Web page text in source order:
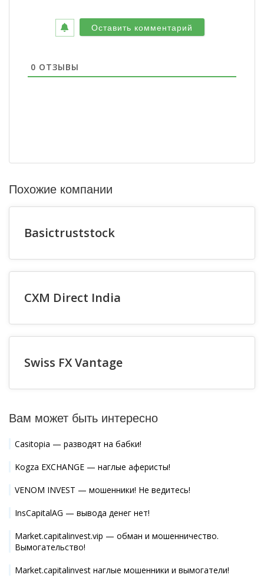
0 ОТЗЫВЫ
Похожие компании
Basictruststock
CXM Direct India
Swiss FX Vantage
Вам может быть интересно
Casitopia — разводят на бабки!
Kogza EXCHANGE — наглые аферисты!
VENOM INVEST — мошенники! Не ведитесь!
InsCapitalAG — вывода денег нет!
Market.capitalinvest.vip — обман и мошенничество.
Вымогательство!
Market.capitalinvest наглые мошенники и вымогатели!